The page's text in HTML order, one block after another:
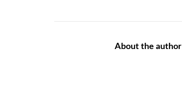
About the author